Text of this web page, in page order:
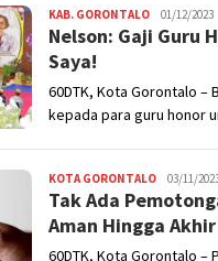
KAB. GORONTALO Nikhen
Mokoginta
01/12/2023
Nelson: Gaji Guru
Saya!
60DTK, Kota Gorontalo –
kepada para guru honor
KOTA GORONTALO Nikhen
Mokoginta
03/11/
Tak Ada
Aman Hingga
60DTK, Kota Gorontalo –